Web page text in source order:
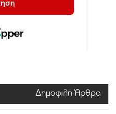
Δημοφιλή Άρθρα